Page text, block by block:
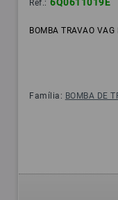
Ref.:
BOMBA TRAVAO
Família: BOMBA DE